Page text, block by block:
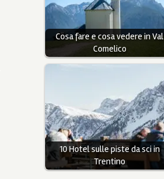
Cosa fare e cosa vedere in Val
Comelico
10 Hotel sulle piste da sci in
Trentino